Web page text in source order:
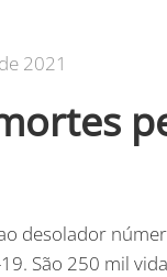
2021
desolador
São 250 mil